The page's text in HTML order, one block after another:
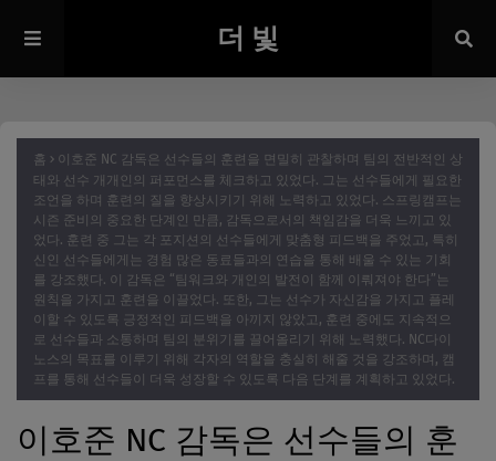
더 빛
홈
이호준 NC 감독은 선수들의 훈련을 면밀히 관찰하며 팀의 전반적인 상
태와 선수 개개인의 퍼포먼스를 체크하고 있었다. 그는 선수들에게 필요한
조언을 하며 훈련의 질을 향상시키기 위해 노력하고 있었다. 스프링캠프는
시즌 준비의 중요한 단계인 만큼, 감독으로서의 책임감을 더욱 느끼고 있
었다. 훈련 중 그는 각 포지션의 선수들에게 맞춤형 피드백을 주었고, 특히
신인 선수들에게는 경험 많은 동료들과의 연습을 통해 배울 수 있는 기회
를 강조했다. 이 감독은 “팀워크와 개인의 발전이 함께 이뤄져야 한다”는
원칙을 가지고 훈련을 이끌었다. 또한, 그는 선수가 자신감을 가지고 플레
이할 수 있도록 긍정적인 피드백을 아끼지 않았고, 훈련 중에도 지속적으
로 선수들과 소통하며 팀의 분위기를 끌어올리기 위해 노력했다. NC다이
노스의 목표를 이루기 위해 각자의 역할을 충실히 해줄 것을 강조하며, 캠
프를 통해 선수들이 더욱 성장할 수 있도록 다음 단계를 계획하고 있었다.
이호준 NC 감독은 선수들의 훈